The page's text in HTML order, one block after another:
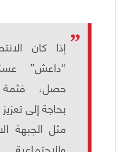
إذا كان
“داعش”
حصل،
بحاجة إلى
مثل الجبهة